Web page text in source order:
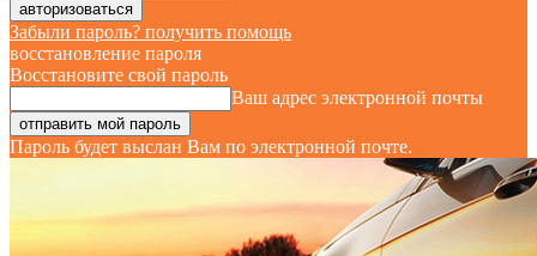
Забыли пароль? получить помощь
восстановление пароля
Восстановите свой пароль
Ваш адрес электронной почты
Пароль будет выслан Вам по электронной почте.